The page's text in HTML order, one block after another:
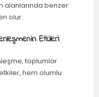
alanlarında benzer
olur.
Etkileri
toplumlar
hem olumlu